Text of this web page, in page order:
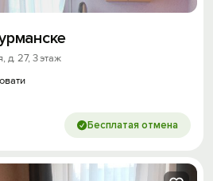
д. 27, 3 этаж
Бесплатая отмена